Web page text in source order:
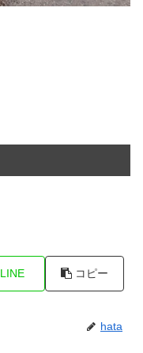
LINE コピー
hata